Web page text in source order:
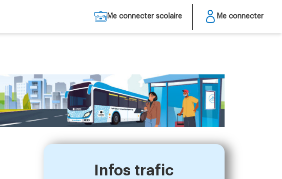
Infos trafic
Me connecter scolaire Me connecter